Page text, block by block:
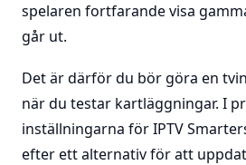
spelaren fortfarande visa
går ut.
Det är därför du bör göra en
när du testar kartläggningar. I
inställningarna för IPTV
efter ett alternativ för att